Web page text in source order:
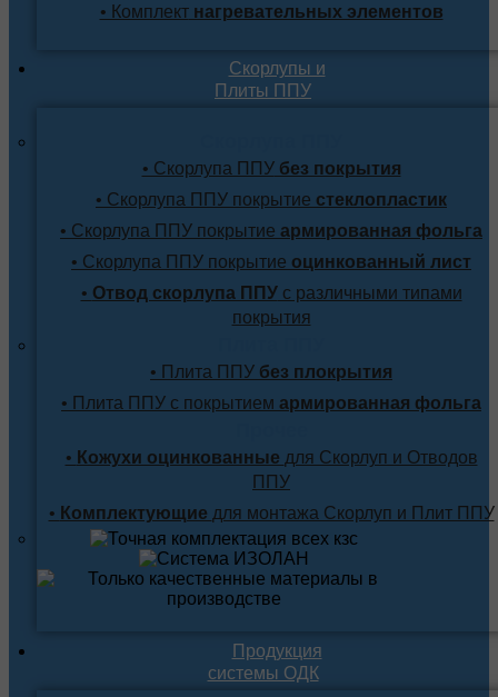
• Комплектнагревательных элементов
Скорлупы и
Плиты ППУ
• Скорлупа ППУбез покрытия
• Скорлупа ППУ покрытие стеклопластик
• Скорлупа ППУ покрытие армированная фольга
• Скорлупа ППУ покрытие оцинкованный лист
• Отвод скорлупа ППУс различными типами
покрытия
• Плита ППУ без плокрытия
• Плита ППУ с покрытием армированная фольга
• Кожухи оцинкованные для Скорлуп и Отводов
ППУ
• Комплектующие для монтажа Скорлуп и Плит ППУ
Продукция
системы ОДК